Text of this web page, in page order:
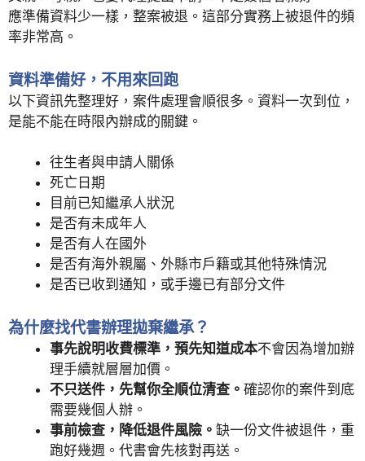
應準備資料少一樣，整案被退。這部分實務上被退件的頻
率非常高。
資料準備好，不用來回跑
以下資訊先整理好，案件處理會順很多。資料一次到位，
是能不能在時限內辦成的關鍵。
往生者與申請人關係
死亡日期
目前已知繼承人狀況
是否有未成年人
是否有人在國外
是否有海外親屬、外縣市戶籍或其他特殊情況
是否已收到通知，或手邊已有部分文件
為什麼找代書辦理拋棄繼承？
事先說明收費標準，預先知道成本不會因為增加辦
理手續就層層加價。
不只送件，先幫你全順位清查。 確認你的案件到底
需要幾個人辦。
事前檢查，降低退件風險。 缺一份文件被退件，重
跑好幾週。代書會先核對再送。